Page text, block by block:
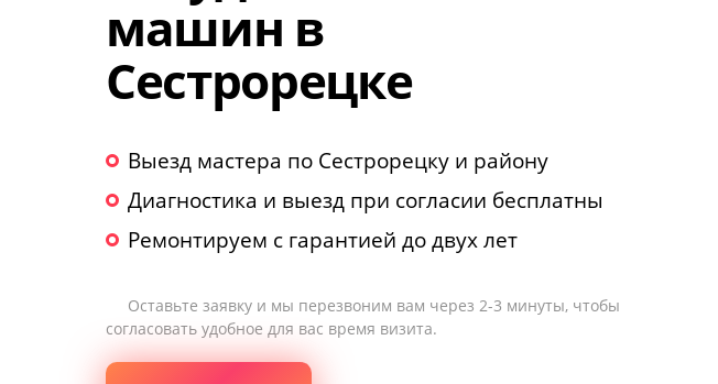
машин в
Сестрорецке
Выезд мастера по Сестрорецку и району
Диагностика и выезд при согласии бесплатны
Ремонтируем с гарантией до двух лет
Оставьте заявку и мы перезвоним вам через 2-3 минуты, чтобы
согласовать удобное для вас время визита.